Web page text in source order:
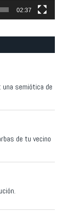
02:37
una semiótica de
de tu vecino